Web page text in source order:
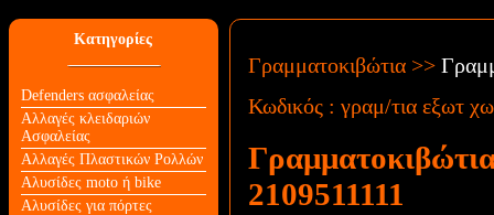
Κατηγορίες
Defenders ασφαλείας
Αλλαγές κλειδαριών
Aσφαλείας
Αλλαγές Πλαστικών Ρολλών
Αλυσίδες moto ή bike
Αλυσίδες για πόρτες
Γραμματοκιβώτια >>
Κωδικός : γραμ/τια εξωτ
2109511111